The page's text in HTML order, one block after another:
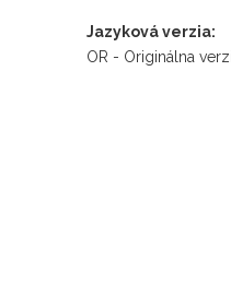
Jazyková verzia:
OR - Originálna